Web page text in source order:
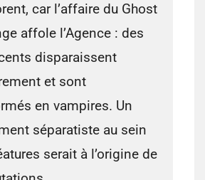
car l’affaire du Ghost
affole l’Agence : des
disparaissent
et sont
en vampires. Un
séparatiste au sein
serait à l’origine de